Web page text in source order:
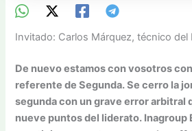
Invitado: Carlos Márquez, técnico del
De nuevo estamos con vosotros
referente de Segunda. Se cerro la
segunda con un grave error arbitral
nueve puntos del liderato. Inagroup